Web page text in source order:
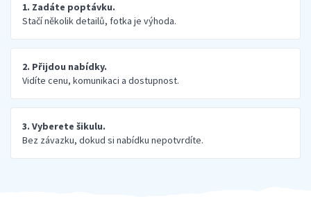
1. Zadáte poptávku.
Stačí několik detailů, fotka je výhoda.
2. Přijdou nabídky.
Vidíte cenu, komunikaci a dostupnost.
3. Vyberete šikulu.
Bez závazku, dokud si nabídku nepotvrdíte.